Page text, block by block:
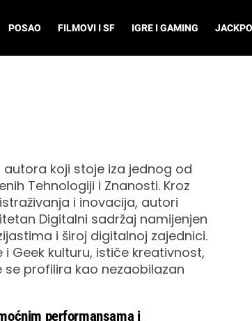
POSAO FILMOVI I SF IGRE I GAMING
koji stoje iza jednog od
Tehnologiji i Znanosti. Kroz
i inovacija, autori
Digitalni sadržaj namijenjen
i široj digitalnoj zajednici.
Geek kulturu, ističe kreativnost,
profilira kao nezaobilazan
performansama i